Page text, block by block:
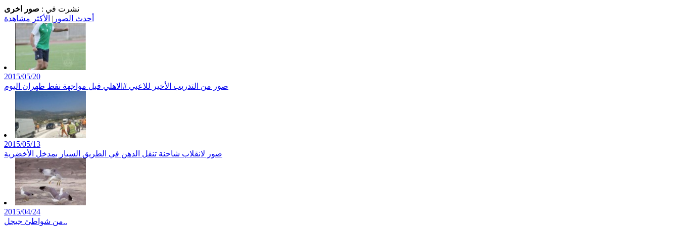
نشرت في : صور اخرى
أحدث الصور | الأكثر مشاهدة
2015/05/20
صور من التدريب الأخير للاعبي ‫#‏الاهلي‬ قبل مواجهة نفط طهران اليوم
2015/05/13
صور لانقلاب شاحنة تنقل الدهن في الطريق السيار بمدخل الأخضرية
2015/04/24
من شواطئ جيجل..